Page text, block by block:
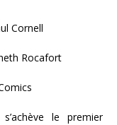
Cornell
Rocafort
le premier